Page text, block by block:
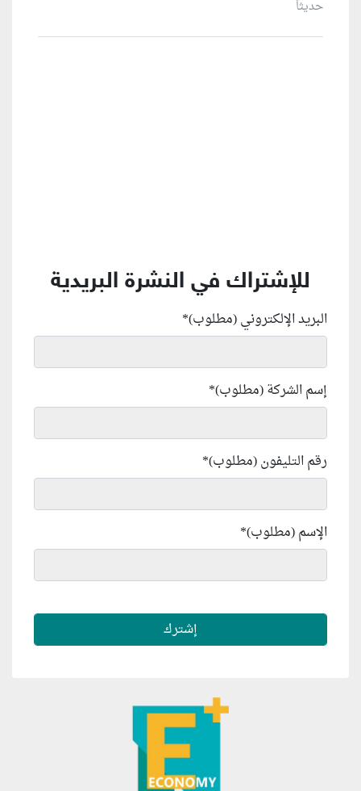
حديثاً
للإشتراك في النشرة البريدية
البريد الإلكتروني (مطلوب)*
إسم الشركة (مطلوب)*
رقم التليفون (مطلوب)*
الإسم (مطلوب)*